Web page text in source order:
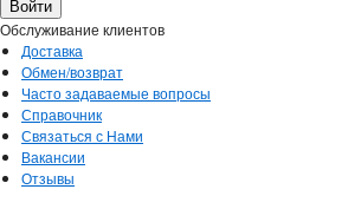
Обслуживание клиентов
Доставка
Обмен/возврат
Часто задаваемые вопросы
Справочник
Связаться с Нами
Вакансии
Отзывы